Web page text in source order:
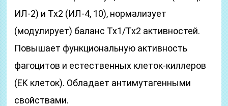
ИЛ-2) и Тх2 (ИЛ-4, 10), нормализует
(модулирует) баланс Тх1/Тх2 активностей.
Повышает функциональную активность
фагоцитов и естественных клеток-киллеров
(ЕK клеток). Обладает антимутагенными
свойствами.